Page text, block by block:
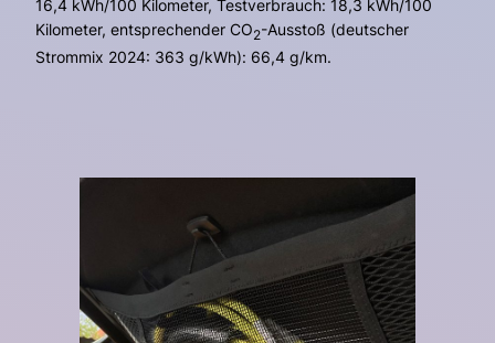
16,4 kWh/100 Kilometer, Testverbrauch: 18,3 kWh/100
Kilometer, entsprechender CO2-Ausstoß (deutscher
Strommix 2024: 363 g/kWh): 66,4 g/km.